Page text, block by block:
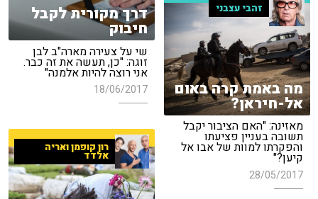
דרך מקורית לקבל
חיבוק
שי על צעירה מארה"ב לבן
זוגה: "כן, תעשה את זה כבר.
אני רוצה להיות אלמנה"
18/06/2017
זהבי עצבני
מה באמת קרה באום
אל-חיראן?
מאזינה: "האם הציבור יקבל
תשובה בעניין פציעתו
והפקרתו למוות של אבו אל
קיען?"
28/05/2017
רון קופמן ואריה
אלדד